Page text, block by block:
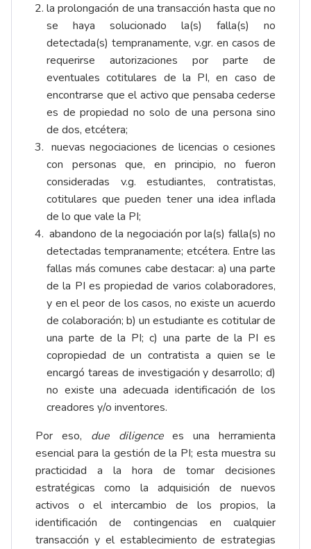
la prolongación de una transacción hasta que no
se haya solucionado la(s) falla(s) no
detectada(s) tempranamente, v.gr. en casos de
requerirse autorizaciones por parte de
eventuales cotitulares de la PI, en caso de
encontrarse que el activo que pensaba cederse
es de propiedad no solo de una persona sino
de dos, etcétera;
nuevas negociaciones de licencias o cesiones
con personas que, en principio, no fueron
consideradas v.g. estudiantes, contratistas,
cotitulares que pueden tener una idea inflada
de lo que vale la PI;
abandono de la negociación por la(s) falla(s) no
detectadas tempranamente; etcétera. Entre las
fallas más comunes cabe destacar: a) una parte
de la PI es propiedad de varios colaboradores,
y en el peor de los casos, no existe un acuerdo
de colaboración; b) un estudiante es cotitular de
una parte de la PI; c) una parte de la PI es
copropiedad de un contratista a quien se le
encargó tareas de investigación y desarrollo; d)
no existe una adecuada identificación de los
creadores y/o inventores.
Por eso, due diligencees una herramienta
esencial para la gestión de la PI; esta muestra su
practicidad a la hora de tomar decisiones
estratégicas como la adquisición de nuevos
activos o el intercambio de los propios, la
identificación de contingencias en cualquier
transacción y el establecimiento de estrategias